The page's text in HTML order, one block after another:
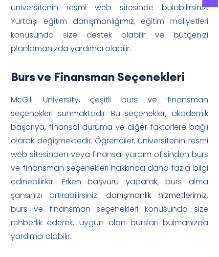
üniversitenin resmi web sitesinde bulabilirsiniz.
Yurtdışı eğitim danışmanlığımız, eğitim maliyetleri
konusunda size destek olabilir ve bütçenizi
planlamanızda yardımcı olabilir.
Burs ve Finansman Seçenekleri
McGill University, çeşitli burs ve finansman
seçenekleri sunmaktadır. Bu seçenekler, akademik
başarıya, finansal duruma ve diğer faktörlere bağlı
olarak değişmektedir. Öğrenciler, üniversitenin resmi
web sitesinden veya finansal yardım ofisinden burs
ve finansman seçenekleri hakkında daha fazla bilgi
edinebilirler. Erken başvuru yaparak, burs alma
şansınızı artırabilirsiniz. danışmanlık hizmetlerimiz,
burs ve finansman seçenekleri konusunda size
rehberlik ederek, uygun olan bursları bulmanızda
yardımcı olabilir.